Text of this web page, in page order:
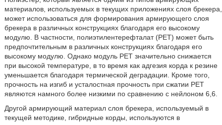
материалов, используемых в текущих приложениях слоя брекера,
может использоваться для формирования армирующего слоя
брекера в различных конструкциях благодаря его высокому
модулю. В частности, полиэтилентерефталат (PET) может быть
предпочтительным в различных конструкциях благодаря его
высокому модулю. Однако модуль PET значительно снижается
при высокой температуре, в то время как адгезия корда к резине
уменьшается благодаря термической деградации. Кроме того,
прочность на изгиб и усталостная прочность при сжатии PET
являются намного более низкими по сравнению с нейлоном 6,6.
Другой армирующий материал слоя брекера, используемый в
текущей методике, гибридные корды, используются в